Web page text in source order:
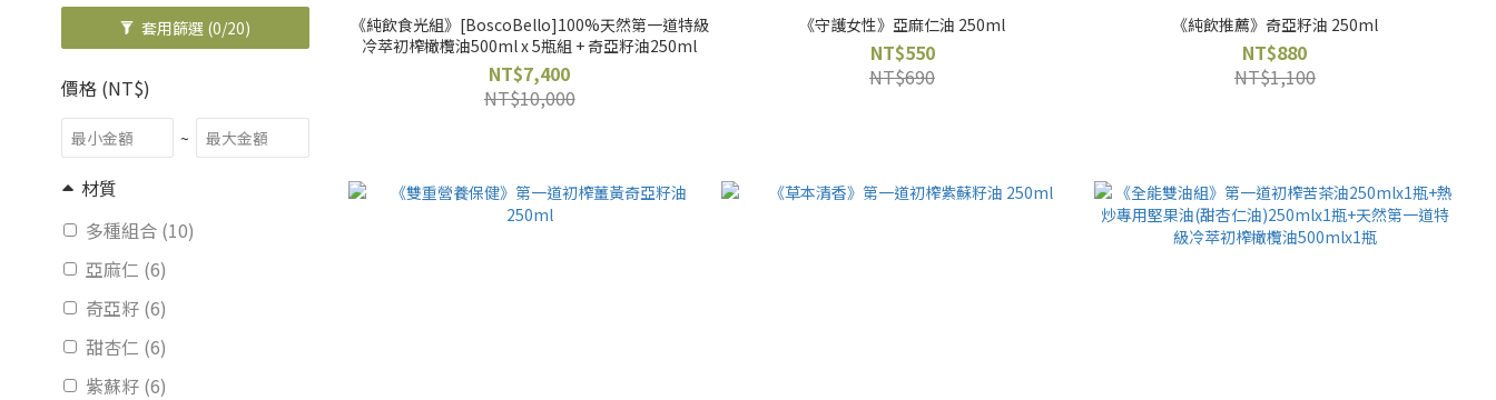
套用篩選 (0/20)
價格 (NT$)
~
材質
多種組合 (10)
亞麻仁 (6)
奇亞籽 (6)
甜杏仁 (6)
紫蘇籽 (6)
《純飲食光組》[BoscoBello]100%天然第一道特級
冷萃初榨橄欖油500ml x 5瓶組 + 奇亞籽油250ml
NT$7,400
NT$10,000
《守護女性》亞麻仁油 250ml
NT$550
NT$690
《純飲推薦》奇亞籽油 250ml
NT$880
NT$1,100